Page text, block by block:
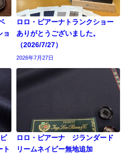
ョ
ロロ・ピアーナトランクショー
ありがとうございました。
（2026/7/27）
2026年7月27日
ト
ロロ・ピアーナ ジランダード
リームネイビー無地追加